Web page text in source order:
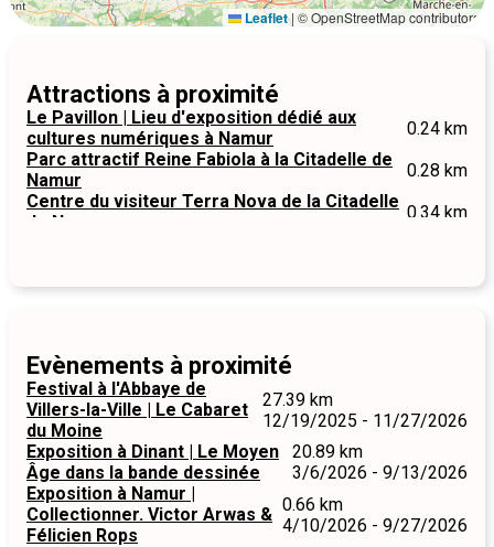
Leaflet | © OpenStreetMap contributors
Attractions à proximité
Le Pavillon | Lieu d'exposition dédié aux
cultures numériques à Namur
0.24 km
Parc attractif Reine Fabiola à la Citadelle de
Namur
0.28 km
Centre du visiteur Terra Nova de la Citadelle
de Namur
0.34 km
Evènements à proximité
Festival à l'Abbaye de
Villers-la-Ville | Le Cabaret
du Moine
27.39 km
12/19/2025 - 11/27/2026
Exposition à Dinant | Le Moyen
Âge dans la bande dessinée
20.89 km
3/6/2026 - 9/13/2026
Exposition à Namur |
Collectionner. Victor Arwas &
Félicien Rops
0.66 km
4/10/2026 - 9/27/2026